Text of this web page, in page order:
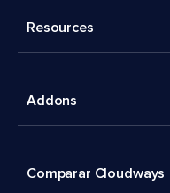
Resources
Addons
Comparar Cloudways